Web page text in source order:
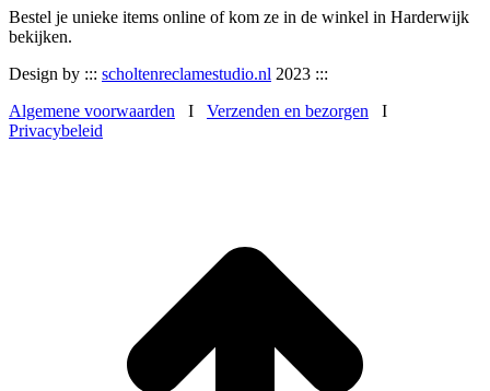
Bestel je unieke items online of kom ze in de winkel in Harderwijk
bekijken.
Design by ::: scholtenreclamestudio.nl 2023 :::
Algemene voorwaarden I Verzenden en bezorgen I
Privacybeleid